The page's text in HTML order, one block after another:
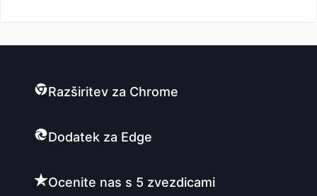
Razširitev za Chrome
Dodatek za Edge
Ocenite nas s 5 zvezdicami